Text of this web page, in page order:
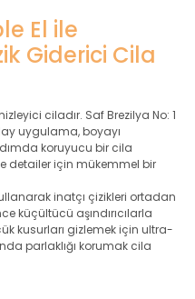
El ile
Giderici Cila
ciladır. Saf Brezilya No: 1
uygulama, boyayı
koruyucu bir cila
detailer için mükemmel bir
inatçı çizikleri ortadan
küçültücü aşındırıcılarla
kusurları gizlemek için ultra-
parlaklığı korumak cila